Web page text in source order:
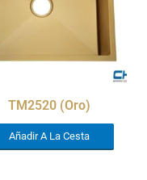
TM2520 (Oro)
Añadir A La Cesta